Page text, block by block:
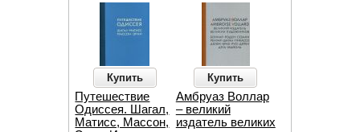
Купить
Путешествие
Одиссея. Шагал,
Матисс, Массон,
Купить
Амбруаз Воллар
– великий
издатель великих